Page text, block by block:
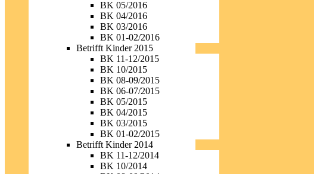
BK 05/2016
BK 04/2016
BK 03/2016
BK 01-02/2016
Betrifft Kinder 2015
BK 11-12/2015
BK 10/2015
BK 08-09/2015
BK 06-07/2015
BK 05/2015
BK 04/2015
BK 03/2015
BK 01-02/2015
Betrifft Kinder 2014
BK 11-12/2014
BK 10/2014